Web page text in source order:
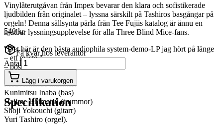
Vinylåterutgåvan från Impex bevarar den klara och sofistikerade
ljudbilden från originalet – lyssna särskilt på Tashiros basgångar på
orgeln! Denna sällsynta pärla från Tee Fujiis katalog är ännu en
njutbar lyssningsupplevelse för alla Three Blind Mice-fans.
"Det här är den bästa audiophila system-demo-LP jag hört på länge
– ett måste."
– positive-feedback.com
Medverkande musiker:
Kunimitsu Inaba (bas)
Hajime Ishimatsu (trummor)
Shoji Yokouchi (gitarr)
Yuri Tashiro (orgel).
540 kr
Få kvar hos leverantör
Antal
Lägg i varukorgen
Specifikation